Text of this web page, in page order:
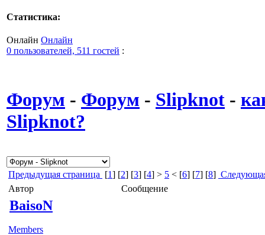
Статистика:
Онлайн Онлайн
0 пользователей, 511 гостей :
Форум - Форум - Slipknot -
Slipknot?
Предыдущая страница [1] [2] [3] [4] > 5 < [6] [7] [8]
Автор
Сообщение
BaisoN
Members